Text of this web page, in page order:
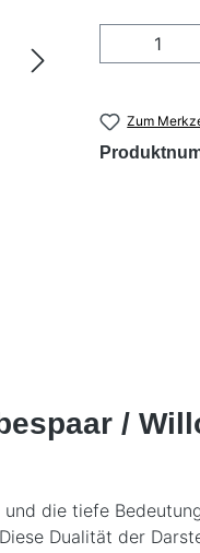
Zum
/
die tiefe
Dualität der